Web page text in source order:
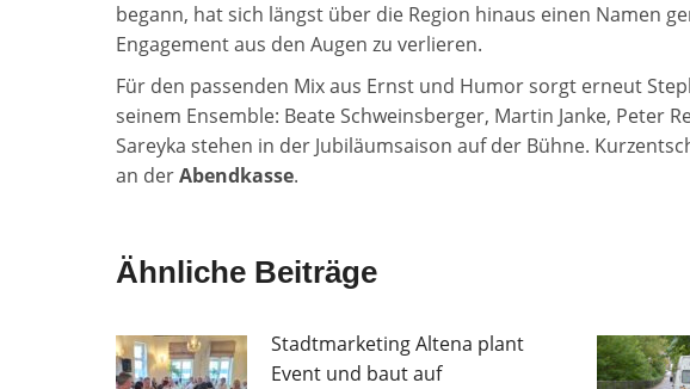
begann, hat sich längst über die Region hinaus einen Namen
Engagement aus den Augen zu verlieren.
Für den passenden Mix aus Ernst und Humor sorgt erneut
seinem Ensemble: Beate Schweinsberger, Martin Janke, Peter
Sareyka stehen in der Jubiläumsaison auf der Bühne.
an derAbendkasse.
Ähnliche Beiträge
Stadtmarketing Altena plant
Event und baut auf